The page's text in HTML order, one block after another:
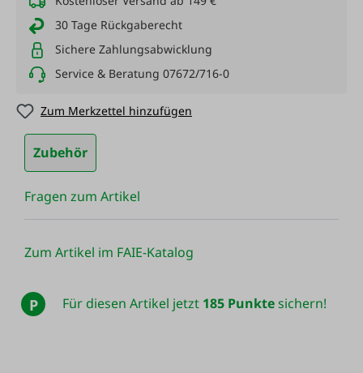
30 Tage Rückgaberecht
Sichere Zahlungsabwicklung
Service & Beratung 07672/716-0
Zum Merkzettel hinzufügen
Zubehör
Fragen zum Artikel
Zum Artikel im FAIE-Katalog
P Für diesen Artikel jetzt 185 Punktesichern!